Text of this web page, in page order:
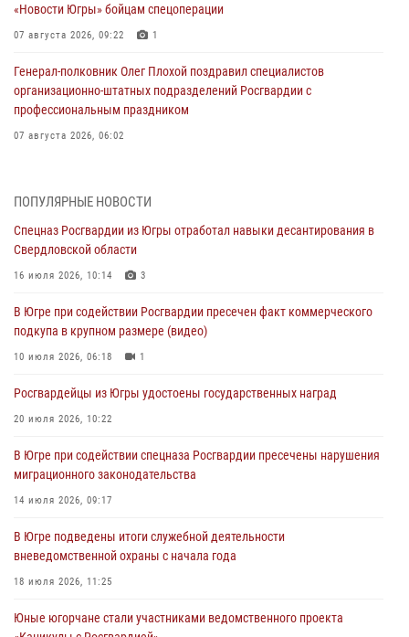
«Новости Югры» бойцам спецоперации
07 августа 2026, 09:22 1
Генерал-полковник Олег Плохой поздравил специалистов
организационно-штатных подразделений Росгвардии с
профессиональным праздником
07 августа 2026, 06:02
Военнослужащие Росгвардии сбили дрон-разведчик ВСУ на южном
направлении
Офицеры Росгвардии и ветераны войск правопорядка почтили
память генерала армии Ивана Кирилловича Яковлева
В Югре при силовой поддержке ОМОН Росгвардии задержаны
06 августа 2026, 09:07 2 1
Урайский отдел вневедомственной охраны Росгвардии отмечает
05 августа 2026, 12:01 3
ПОПУЛЯРНЫЕ НОВОСТИ
Спецназ Росгвардии из Югры отработал навыки десантирования в
Свердловской области
16 июля 2026, 10:14 3
В Югре при содействии Росгвардии пресечен факт коммерческого
подкупа в крупном размере (видео)
10 июля 2026, 06:18 1
Росгвардейцы из Югры удостоены государственных наград
20 июля 2026, 10:22
В Югре при содействии спецназа Росгвардии пресечены нарушения
миграционного законодательства
14 июля 2026, 09:17
В Югре подведены итоги служебной деятельности
вневедомственной охраны с начала года
18 июля 2026, 11:25
Юные югорчане стали участниками ведомственного проекта